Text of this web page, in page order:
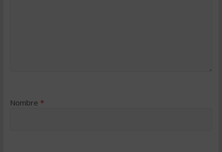
Nombre *